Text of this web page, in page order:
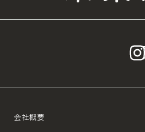
会社概要